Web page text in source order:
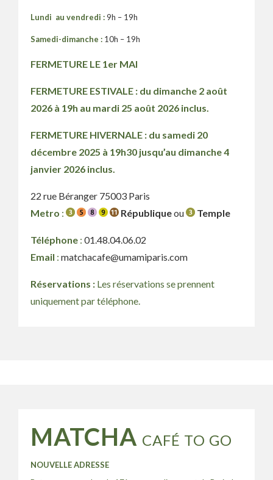
Lundi au vendredi :9h – 19h
Samedi-dimanche : 10h – 19h
FERMETURE LE 1er MAI
FERMETURE ESTIVALE : du dimanche 2 août
2026 à 19h au mardi 25 août 2026 inclus.
FERMETURE HIVERNALE : du samedi 20
décembre 2025 à 19h30 jusqu’au dimanche 4
janvier 2026 inclus.
22 rue Béranger 75003 Paris
Metro : Républiqueou Temple
Téléphone : 01.48.04.06.02
Email : matchacafe@umamiparis.com
Réservations : Les réservations se prennent
uniquement par téléphone.
MATCHA CAFÉ TO GO
NOUVELLE ADRESSE